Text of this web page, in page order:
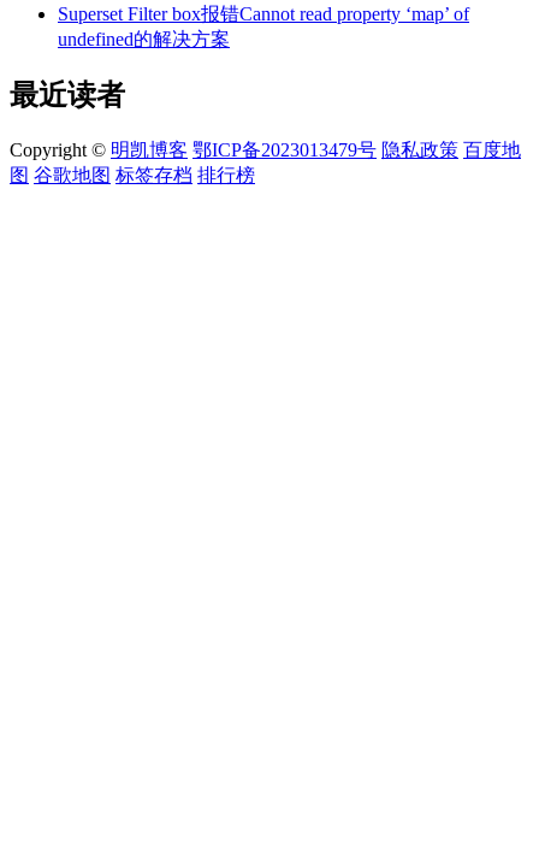
Superset Filter box报错Cannot read property ‘map’ of
undefined的解决方案
最近读者
Copyright © 明凯博客 鄂ICP备2023013479号 隐私政策 百度地
图 谷歌地图 标签存档 排行榜